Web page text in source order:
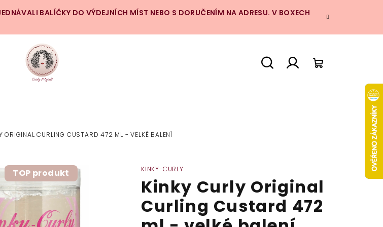
BALÍČKY DO VÝDEJNÍCH MÍST NEBO S DORUČENÍM NA ADRESU. V BOXECH
ORIGINAL CURLING CUSTARD 472 ML - VELKÉ BALENÍ
KINKY-CURLY
Kinky Curly Original
Curling Custard 472
TOP produkt